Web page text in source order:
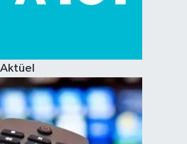
Aktüel